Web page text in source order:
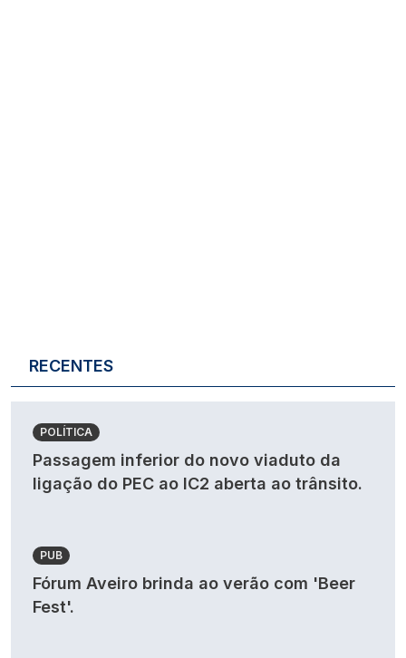
RECENTES
POLÍTICA
Passagem inferior do novo viaduto da
ligação do PEC ao IC2 aberta ao trânsito.
PUB
Fórum Aveiro brinda ao verão com 'Beer
Fest'.